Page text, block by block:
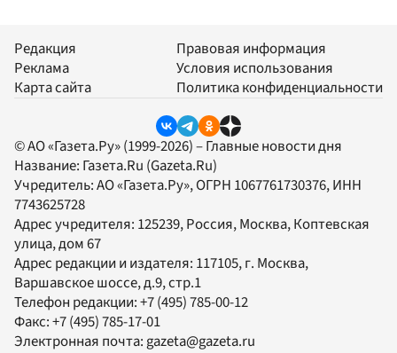
Редакция
Реклама
Карта сайта
Правовая информация
Условия использования
Политика конфиденциальности
© АО «Газета.Ру» (1999-2026) – Главные новости дня
Название: Газета.Ru (Gazeta.Ru)
Учредитель:АО «Газета.Ру», ОГРН 1067761730376, ИНН
7743625728
Адрес учредителя: 125239, Россия, Москва, Коптевская
улица, дом 67
Адрес редакции и издателя: 117105, г. Москва,
Варшавское шоссе, д.9, стр.1
Телефон редакции:+7 (495) 785-00-12
Факс:+7 (495) 785-17-01
Электронная почта:gazeta@gazeta.ru